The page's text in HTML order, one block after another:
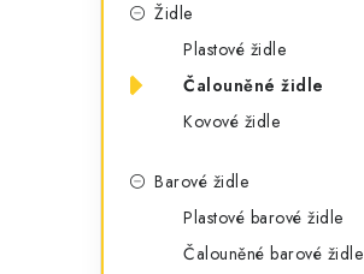
Židle
Plastové židle
Čalouněné židle
Kovové židle
Barové židle
Plastové barové židle
Čalouněné barové židle